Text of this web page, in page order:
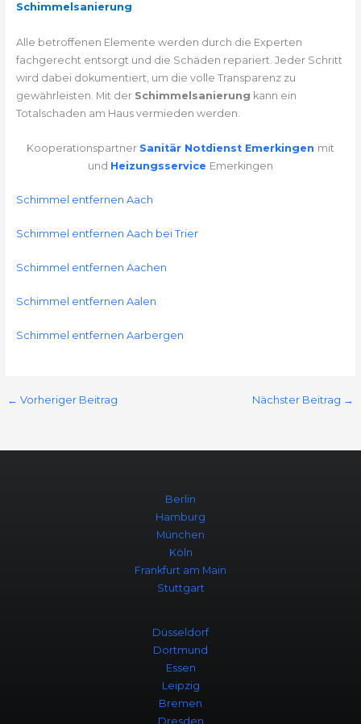
Schimmelsanierung
Alle betroffenen Elemente werden durch die Experten
fachgerecht entsorgt und die Schäden repariert. Jeder Schritt
wird dabei dokumentiert, um die volle Transparenz zu
gewährleisten. Mit der Schimmelsanierung kann ein
Totalschaden am Haus vermieden werden.
Kooperationspartner Sanitär Notdienst Emerkingen mit
und Heizungsservice Emerkingen
Schimmel entfernen Aach
Schimmel entfernen Aach bei Trier
Schimmel entfernen Aachen
Schimmel entfernen Aalen
Schimmel entfernen Aarbergen
← Vorheriger Beitrag Nächster Beitrag →
Berlin
Hamburg
München
Köln
Frankfurt am Main
Stuttgart
Düsseldorf
Dortmund
Essen
Leipzig
Bremen
Dresden